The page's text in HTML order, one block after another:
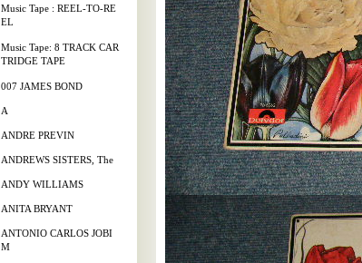
Music Tape : REEL-TO-RE
EL
Music Tape: 8 TRACK CAR
TRIDGE TAPE
007 JAMES BOND
A
ANDRE PREVIN
ANDREWS SISTERS, The
ANDY WILLIAMS
ANITA BRYANT
ANTONIO CARLOS JOBI
M